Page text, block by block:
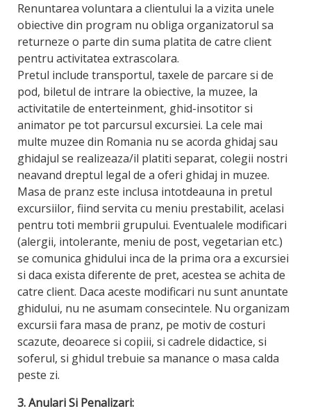
Renuntarea voluntara a clientului la a vizita unele
obiective din program nu obliga organizatorul sa
returneze o parte din suma platita de catre client
pentru activitatea extrascolara.
Pretul include transportul, taxele de parcare si de
pod, biletul de intrare la obiective, la muzee, la
activitatile de enterteinment, ghid-insotitor si
animator pe tot parcursul excursiei. La cele mai
multe muzee din Romania nu se acorda ghidaj sau
ghidajul se realizeaza/il platiti separat, colegii nostri
neavand dreptul legal de a oferi ghidaj in muzee.
Masa de pranz este inclusa intotdeauna in pretul
excursiilor, fiind servita cu meniu prestabilit, acelasi
pentru toti membrii grupului. Eventualele modificari
(alergii, intolerante, meniu de post, vegetarian etc.)
se comunica ghidului inca de la prima ora a excursiei
si daca exista diferente de pret, acestea se achita de
catre client. Daca aceste modificari nu sunt anuntate
ghidului, nu ne asumam consecintele. Nu organizam
excursii fara masa de pranz, pe motiv de costuri
scazute, deoarece si copiii, si cadrele didactice, si
soferul, si ghidul trebuie sa manance o masa calda
peste zi.
3. Anulari Si Penalizari: